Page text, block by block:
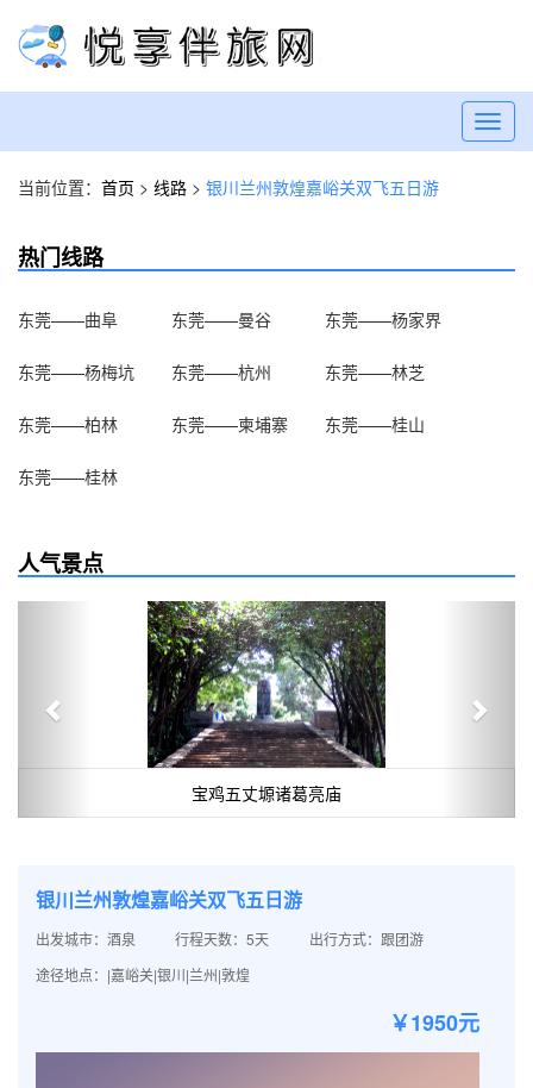
当前位置： 首页 > 线路 > 银川兰州敦煌嘉峪关双飞五日游
热门线路
东莞——曲阜 东莞——曼谷 东莞——杨家界
东莞——杨梅坑 东莞——杭州 东莞——林芝
东莞——柏林 东莞——柬埔寨 东莞——桂山
东莞——桂林
人气景点
宝鸡五丈塬诸葛亮庙
银川兰州敦煌嘉峪关双飞五日游
出发城市：酒泉 行程天数：5天
出行方式：跟团游
途径地点：|嘉峪关|银川|兰州|敦煌
￥1950元